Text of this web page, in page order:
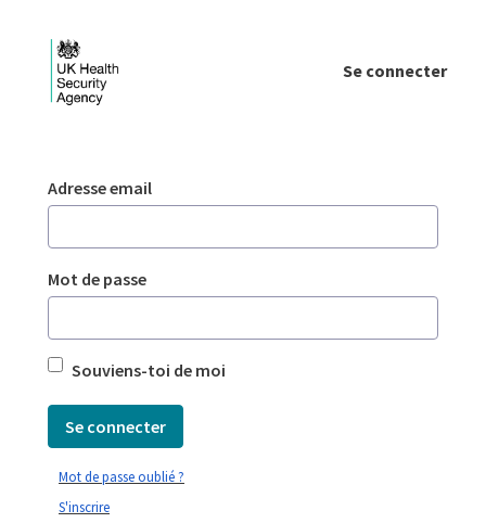
Se connecter
Authentification
Adresse email
Mot de passe
Souviens-toi de moi
Se connecter
S'inscrire
Mot de passe oublié ?